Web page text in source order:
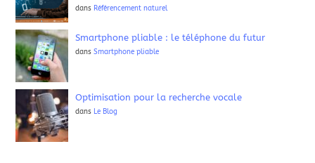
dans Référencement naturel
Smartphone pliable : le téléphone du futur
dansSmartphone pliable
Optimisation pour la recherche vocale
dans Le Blog